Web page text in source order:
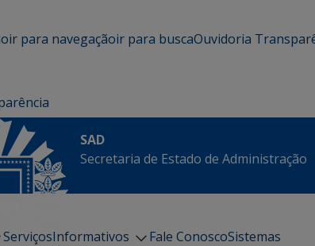
ir para navegaçãoir para buscaOuvidoria
SAD
Secretaria de Estado de Administração
ServiçosInformativos Fale ConoscoSistemas